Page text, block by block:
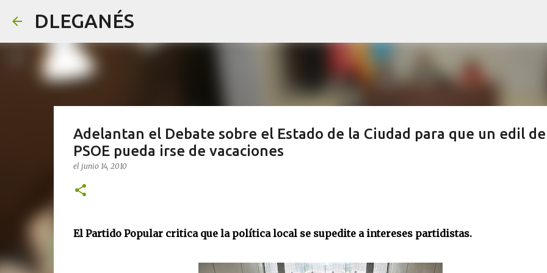
DLEGANÉS
Adelantan el Debate sobre el Estado de la Ciudad para que un edil
PSOE pueda irse de vacaciones
el junio 14, 2010
El Partido Popular critica que la política local se supedite a intereses partidistas.